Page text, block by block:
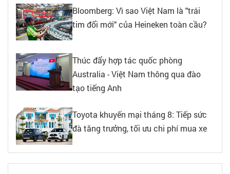
Bloomberg: Vì sao Việt Nam là "trái
tim đổi mới" của Heineken toàn cầu?
Thúc đẩy hợp tác quốc phòng
Australia - Việt Nam thông qua đào
tạo tiếng Anh
Toyota khuyến mại tháng 8: Tiếp sức
đà tăng trưởng, tối ưu chi phí mua xe